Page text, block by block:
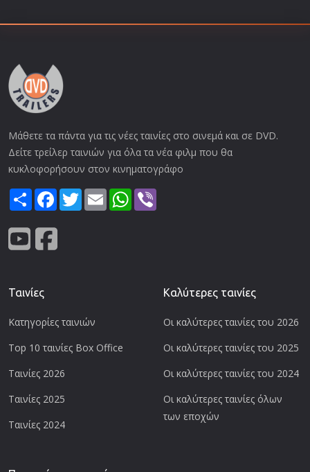
Μάθετε τα πάντα για τις νέες ταινίες στο σινεμά και σε DVD.
Δείτε τρείλερ ταινιών για όλα τα νέα φιλμ που θα
κυκλοφορήσουν στον κινηματογράφο
ShareFacebook
TwitterEmail WhatsApp
Ταινίες
Κατηγορίες ταινιών
Top 10 ταινίες Box Office
Ταινίες 2026
Ταινίες 2025
Ταινίες 2024
Καλύτερες ταινίες
Οι καλύτερες ταινίες του 2026
Οι καλύτερες ταινίες του 2025
Οι καλύτερες ταινίες του 2024
Οι καλύτερες ταινίες όλων
των εποχών